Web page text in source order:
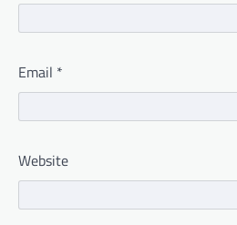
Email *
Website